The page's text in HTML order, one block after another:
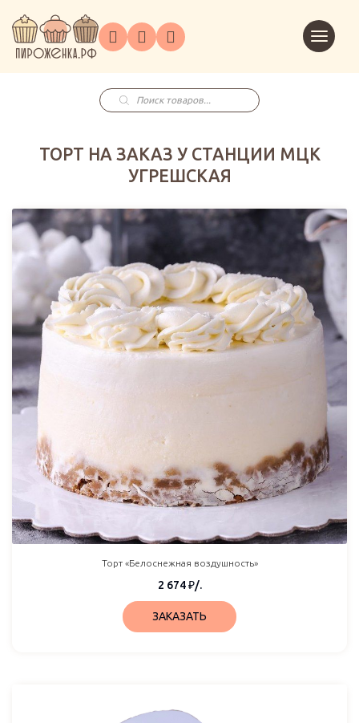
ГлавнаяКаталог
на
заказ
Праздники
Корпоративным
клиентам
в
корзину
Поиск
товаров
ТОРТ НА ЗАКАЗ У СТАНЦИИ МЦК
УГРЕШСКАЯ
Торт «Белоснежная воздушность»
2 674₽/.
ЗАКАЗАТЬ